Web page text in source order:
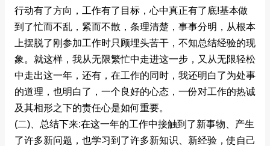
行动有了方向，工作有了目标，心中真正有了底!基本做
到了忙而不乱，紧而不散，条理清楚，事事分明，从根本
上摆脱了刚参加工作时只顾埋头苦干，不知总结经验的现
象。就这样，我从无限繁忙中走进这一步，又从无限轻松
中走出这一年，还有，在工作的同时，我还明白了为处事
的道理，也明白了，一个良好的心态，一份对工作的热诚
及其相形之下的责任心是如何重要。
(二)、总结下来:在这一年的工作中接触到了新事物、产生
了许多新问题，也学习到了许多新知识、新经验，使自己